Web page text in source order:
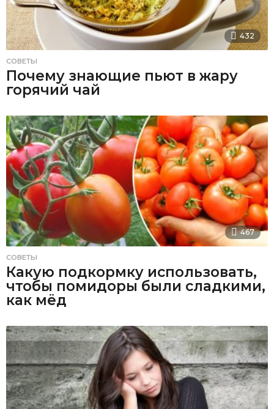
432
СОВЕТЫ
Почему знающие пьют в жару
горячий чай
467
СОВЕТЫ
Какую подкормку использовать,
чтобы помидоры были сладкими,
как мёд